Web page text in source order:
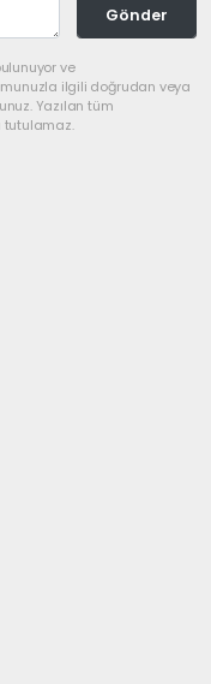
Gönder
ve
ilgili doğrudan veya
Yazılan tüm
tutulamaz.